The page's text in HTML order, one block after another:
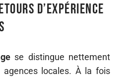
d’expérience
se distingue nettement
locales. À la fois